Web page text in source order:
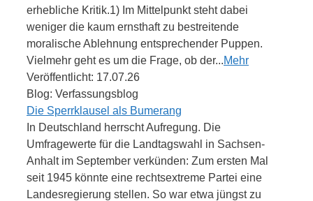
erhebliche Kritik.1) Im Mittelpunkt steht dabei
weniger die kaum ernsthaft zu bestreitende
moralische Ablehnung entsprechender Puppen.
Vielmehr geht es um die Frage, ob der...Mehr
Veröffentlicht: 17.07.26
Blog: Verfassungsblog
Die Sperrklausel als Bumerang
In Deutschland herrscht Aufregung. Die
Umfragewerte für die Landtagswahl in Sachsen-
Anhalt im September verkünden: Zum ersten Mal
seit 1945 könnte eine rechtsextreme Partei eine
Landesregierung stellen. So war etwa jüngst zu